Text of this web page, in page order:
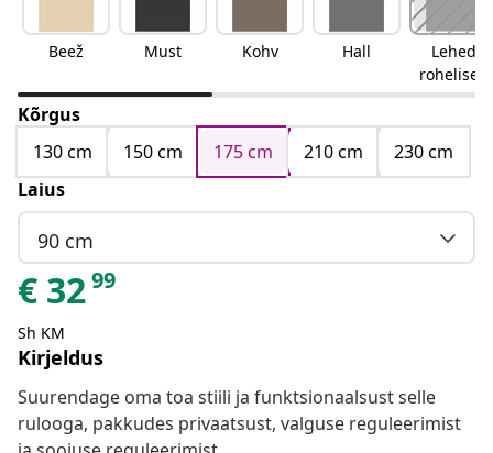
Beež Must Kohv Hall
Lehed
rohelised
Kõrgus
130 cm
150 cm 175 cm 210 cm
230 cm
Laius
90 cm
€ 3299
Sh KM
Kirjeldus
Suurendage oma toa stiili ja funktsionaalsust selle
rulooga, pakkudes privaatsust, valguse reguleerimist